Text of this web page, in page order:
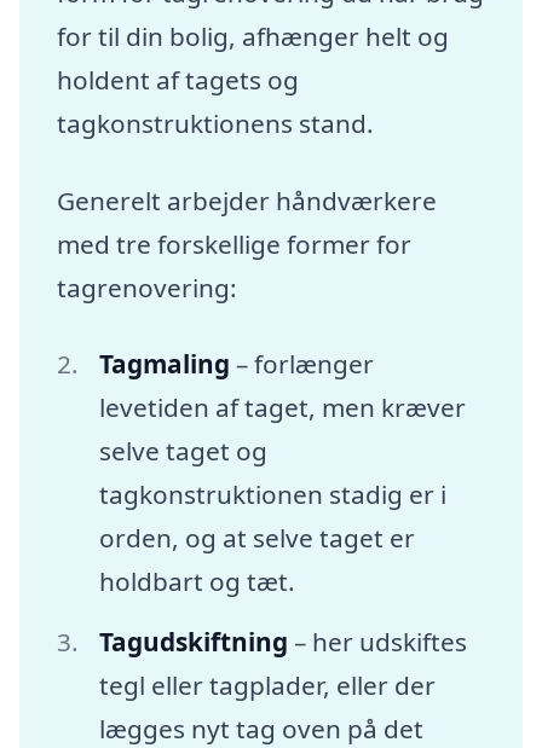
for til din bolig, afhænger helt og
holdent af tagets og
tagkonstruktionens stand.
Generelt arbejder håndværkere
med tre forskellige former for
tagrenovering:
Tagmaling – forlænger
levetiden af taget, men kræver
selve taget og
tagkonstruktionen stadig er i
orden, og at selve taget er
holdbart og tæt.
Tagudskiftning – her udskiftes
tegl eller tagplader, eller der
lægges nyt tag oven på det